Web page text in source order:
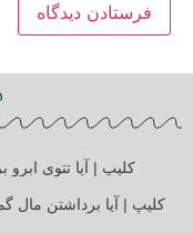
کلیپ | آیا تتوی
کلیپ | آیا برداشتن